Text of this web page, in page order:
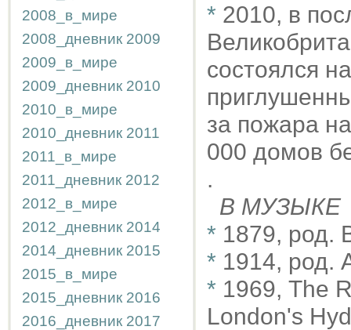
2008_в_мире
2008_дневник 2009
2009_в_мире
2009_дневник 2010
2010_в_мире
2010_дневник 2011
2011_в_мире
2011_дневник 2012
2012_в_мире
2012_дневник 2014
2014_дневник 2015
2015_в_мире
2015_дневник 2016
2016_дневник 2017
* 2010, в
состоялся
за пожара
000 домов
.
В МУЗЫКЕ
* 1879, род.
* 1914, род.
* 1969, The
London's